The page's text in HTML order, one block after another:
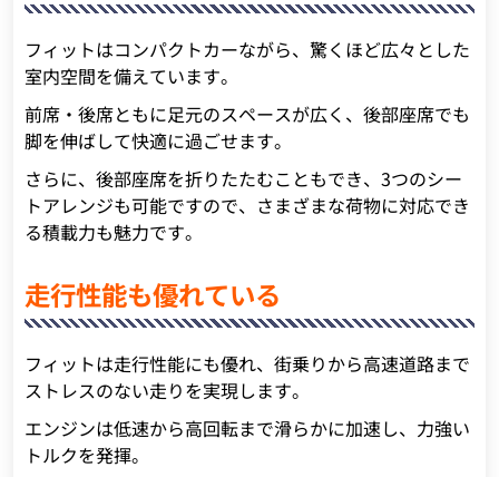
フィットはコンパクトカーながら、驚くほど広々とした
室内空間を備えています。
前席・後席ともに足元のスペースが広く、後部座席でも
脚を伸ばして快適に過ごせます。
さらに、後部座席を折りたたむこともでき、3つのシー
トアレンジも可能ですので、さまざまな荷物に対応でき
る積載力も魅力です。
走行性能も優れている
フィットは走行性能にも優れ、街乗りから高速道路まで
ストレスのない走りを実現します。
エンジンは低速から高回転まで滑らかに加速し、力強い
トルクを発揮。